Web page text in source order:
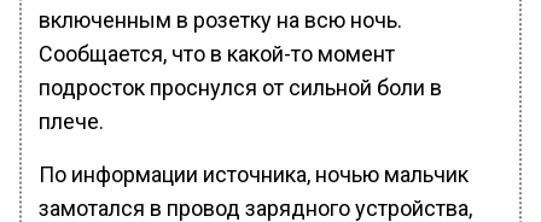
включенным в розетку на всю ночь.
Сообщается, что в какой-то момент
подросток проснулся от сильной боли в
плече.
По информации источника, ночью мальчик
замотался в провод зарядного устройства,